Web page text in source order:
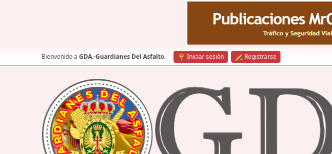
Bienvenido a GDA.-Guardianes Del Asfalto. Iniciar sesión Registrarse